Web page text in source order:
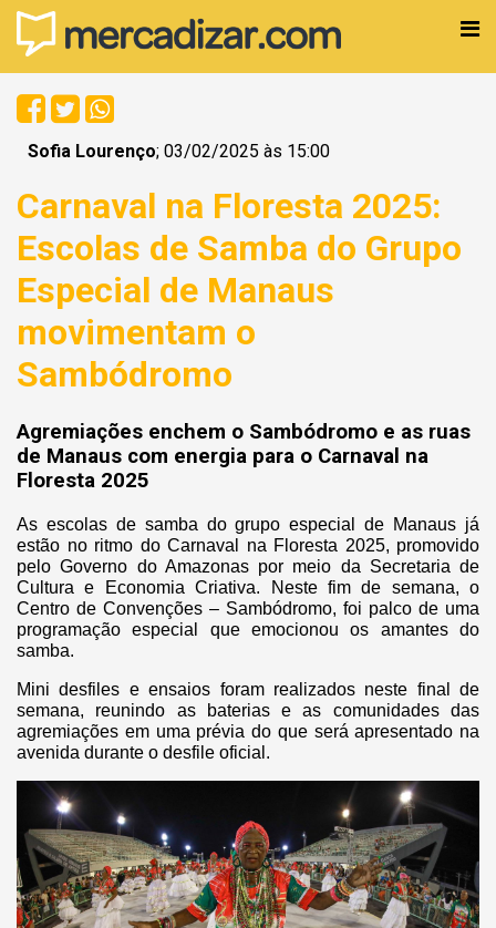
Sofia Lourenço; 03/02/2025 às 15:00
Carnaval na Floresta 2025:
Escolas de Samba do Grupo
Especial de Manaus
movimentam o
Sambódromo
Agremiações enchem o Sambódromo e as ruas
de Manaus com energia para o Carnaval na
Floresta 2025
As escolas de samba do grupo especial de Manaus já
estão no ritmo do Carnaval na Floresta 2025, promovido
pelo Governo do Amazonas por meio da Secretaria de
Cultura e Economia Criativa. Neste fim de semana, o
Centro de Convenções – Sambódromo, foi palco de uma
programação especial que emocionou os amantes do
samba.
Mini desfiles e ensaios foram realizados neste final de
semana, reunindo as baterias e as comunidades das
agremiações em uma prévia do que será apresentado na
avenida durante o desfile oficial.